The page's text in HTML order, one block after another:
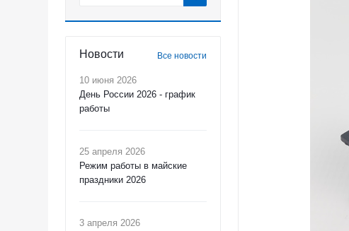
Новости Все новости
10 июня 2026
День России 2026 - график
работы
25 апреля 2026
Режим работы в майские
праздники 2026
3 апреля 2026